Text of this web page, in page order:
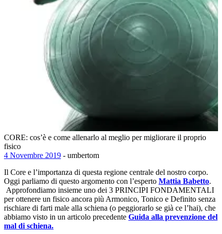
CORE: cos’è e come allenarlo al meglio per migliorare il proprio
fisico
4 Novembre 2019 - umbertom
Il Core e l’importanza di questa regione centrale del nostro corpo.
Oggi parliamo di questo argomento con l’esperto Mattia Babetto.
Approfondiamo insieme uno dei 3 PRINCIPI FONDAMENTALI
per ottenere un fisico ancora più Armonico, Tonico e Definito senza
rischiare di farti male alla schiena (o peggiorarlo se già ce l’hai), che
abbiamo visto in un articolo precedente Guida alla prevenzione del
mal di schiena.